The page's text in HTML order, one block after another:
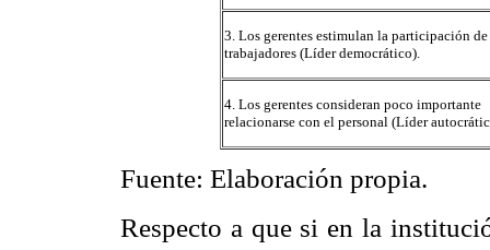
3. Los gerentes estimulan la participación
trabajadores (Líder democrático).
4. Los gerentes consideran poco importante
relacionarse con el personal (Líder
Fuente: Elaboración propia.
Respecto a que si en la